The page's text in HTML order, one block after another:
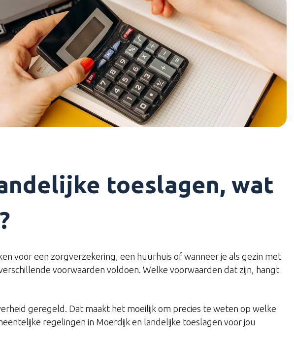
toeslagen, wat
voor een zorgverzekering, een huurhuis of wanneer je als gezin met
voorwaarden voldoen. Welke voorwaarden dat zijn, hangt
geregeld. Dat maakt het moeilijk om precies te weten op welke
regelingen in Moerdijk en landelijke toeslagen voor jou